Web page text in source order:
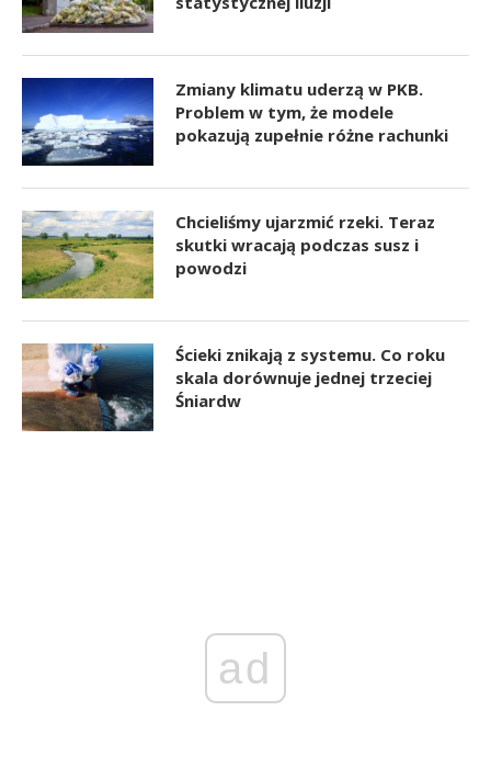
Zmiany klimatu uderzą w PKB.
Problem w tym, że modele
pokazują zupełnie różne rachunki
Chcieliśmy ujarzmić rzeki. Teraz
skutki wracają podczas susz i
powodzi
Ścieki znikają z systemu. Co roku
skala dorównuje jednej trzeciej
Śniardw
ad